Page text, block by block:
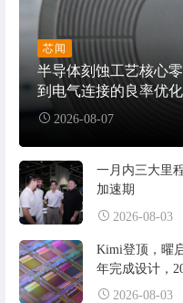
芯闻
半导体刻蚀工艺核心
到电气连接的良率优
2026-08-07
一月内三大里
加速期
2026-08-03
Kimi登顶，曜
年完成设计，
2026-08-03